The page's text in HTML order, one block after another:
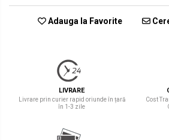
Adauga la Favorite
LIVRARE
Livrare prin curier rapid oriunde în țară
în 1-3 zile
Cost